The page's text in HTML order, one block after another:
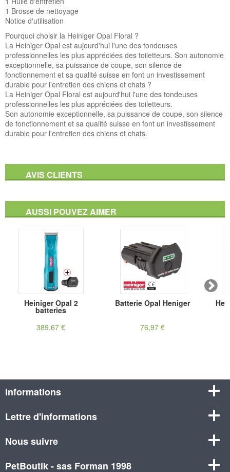
1 Brosse de nettoyage
Notice d'utilisation
Pourquoi choisir la Heiniger Opal Floral ?
La Heiniger Opal est aujourd'hui l'une des tondeuses
professionnelles les plus appréciées des toiletteurs. Son autonomie
exceptionnelle, sa puissance de coupe, son silence de
fonctionnement et sa qualité suisse en font un investissement
durable pour l'entretien des chiens et chats ?
La Heiniger Opal Floral est aujourd'hui l'une des tondeuses
professionnelles les plus appréciées des toiletteurs.
Son autonomie exceptionnelle, sa puissance de coupe, son silence
de fonctionnement et sa qualité suisse en font un investissement
durable pour l'entretien des chiens et chats.
AVIS CLIENTS
AUSSI POUVEZ AIMER
Heiniger Opal 2
batteries
389,67 €
Batterie Opal Heniger
76,97 €
Informations
Lettre d'informations
Nous suivre
PetBoutik - sas Forman 1998